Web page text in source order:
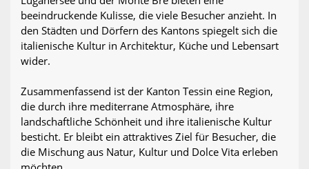
beeindruckende Kulisse, die viele Besucher anzieht. In
den Städten und Dörfern des Kantons spiegelt sich die
italienische Kultur in Architektur, Küche und Lebensart
wider.
Zusammenfassend ist der Kanton Tessin eine Region,
die durch ihre mediterrane Atmosphäre, ihre
landschaftliche Schönheit und ihre italienische Kultur
besticht. Er bleibt ein attraktives Ziel für Besucher, die
die Mischung aus Natur, Kultur und Dolce Vita erleben